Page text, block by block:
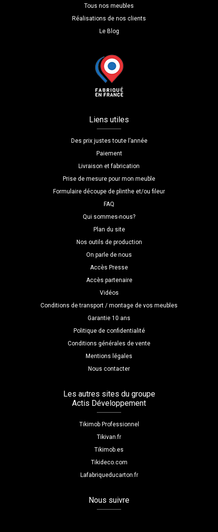
Tous nos meubles
Réalisations de nos clients
Le Blog
Liens utiles
Des prix justes toute l’année
Paiement
Livraison et fabrication
Prise de mesure pour mon meuble
Formulaire découpe de plinthe et/ou fileur
FAQ
Qui sommes-nous?
Plan du site
Nos outils de production
On parle de nous
Accès Presse
Accès partenaire
Vidéos
Conditions de transport / montage de vos meubles
Garantie 10 ans
Politique de confidentialité
Conditions générales de vente
Mentions légales
Nous contacter
Les autres sites du groupe
Actis Développement
Tikimob Professionnel
Tikivan.fr
Tikimob.es
Tikideco.com
Lafabriqueducarton.fr
Nous suivre